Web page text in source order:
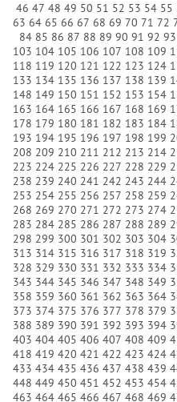
46 47 48 49 50 51 52 53 54 55
63 64 65 66 67 68 69 70 71 72
84 85 86 87 88 89 90 91 92 93
103 104 105 106 107 108 109
118 119 120 121 122 123 124
133 134 135 136 137 138 139
148 149 150 151 152 153 154
163 164 165 166 167 168 169
178 179 180 181 182 183 184
193 194 195 196 197 198 199
208 209 210 211 212 213 214
223 224 225 226 227 228 229
238 239 240 241 242 243 244
253 254 255 256 257 258 259
268 269 270 271 272 273 274
283 284 285 286 287 288 289
298 299 300 301 302 303 304
313 314 315 316 317 318 319
328 329 330 331 332 333 334
343 344 345 346 347 348 349
358 359 360 361 362 363 364
373 374 375 376 377 378 379
388 389 390 391 392 393 394
403 404 405 406 407 408 409
418 419 420 421 422 423 424
433 434 435 436 437 438 439
448 449 450 451 452 453 454
463 464 465 466 467 468 469